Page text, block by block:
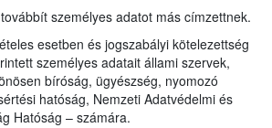
személyes adatot más címzettnek.
esetben és jogszabályi kötelezettség
személyes adatait állami szervek,
bíróság, ügyészség, nyomozó
hatóság, Nemzeti Adatvédelmi és
Hatóság – számára.